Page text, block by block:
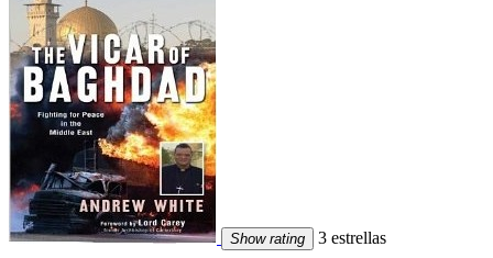
Show rating 3 estrellas